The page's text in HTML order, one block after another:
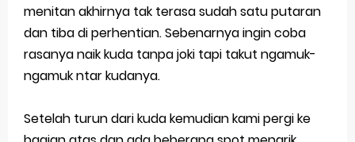
menitan akhirnya tak terasa sudah satu putaran
dan tiba di perhentian. Sebenarnya ingin coba
rasanya naik kuda tanpa joki tapi takut ngamuk-
ngamuk ntar kudanya.
Setelah turun dari kuda kemudian kami pergi ke